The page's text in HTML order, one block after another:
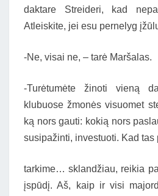
daktare Streideri, kad
Atleiskite, jei esu pernelyg
-Ne, visai ne, – tarė Maršalas.
-Turėtumėte žinoti vieną
klubuose žmonės visuomet
ką nors gauti: kokią nors
susipažinti, investuoti. Kad
tarkime… sklandžiau, reikia
įspūdį. Aš, kaip ir visi